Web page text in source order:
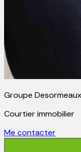
Groupe
Courtier immobilier
Me contacter